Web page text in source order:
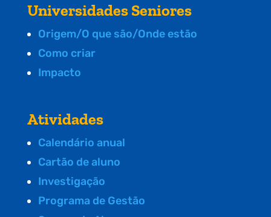
Universidades Seniores
Origem/O que são/Onde estão
Como criar
Impacto
Atividades
Calendário anual
Cartão de aluno
Investigação
Programa de Gestão